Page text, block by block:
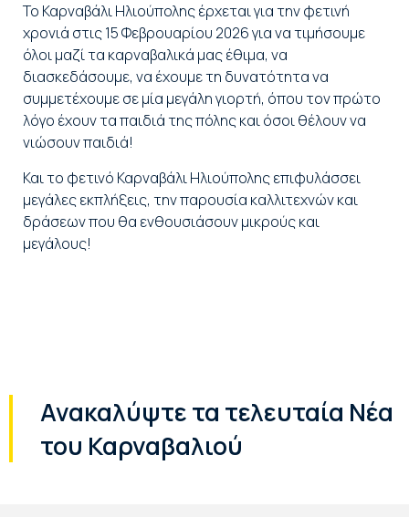
Το Καρναβάλι Ηλιούπολης έρχεται για την φετινή
χρονιά στις 15 Φεβρουαρίου 2026 για να τιμήσουμε
όλοι μαζί τα καρναβαλικά μας έθιμα, να
διασκεδάσουμε, να έχουμε τη δυνατότητα να
συμμετέχουμε σε μία μεγάλη γιορτή, όπου τον πρώτο
λόγο έχουν τα παιδιά της πόλης και όσοι θέλουν να
νιώσουν παιδιά!
Και το φετινό Καρναβάλι Ηλιούπολης επιφυλάσσει
μεγάλες εκπλήξεις, την παρουσία καλλιτεχνών και
δράσεων που θα ενθουσιάσουν μικρούς και
μεγάλους!
Ανακαλύψτε τα τελευταία Νέα
του Καρναβαλιού